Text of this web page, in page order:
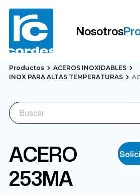
Nosotros
Productos
ACEROS INOXIDABLES
INOX PARA ALTAS TEMPERATURAS
ACERO
253MA